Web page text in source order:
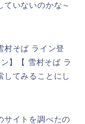
ていないのかな～
村そば ライン登
】【 雪村そば ラ
してみることにし
サイトを調べたの